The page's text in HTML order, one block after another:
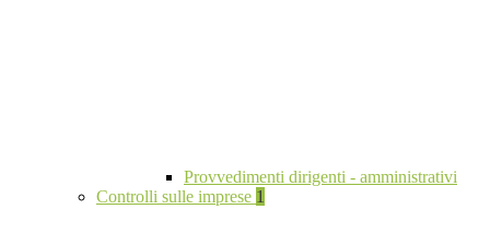
Provvedimenti dirigenti - amministrativi
Controlli sulle imprese 1